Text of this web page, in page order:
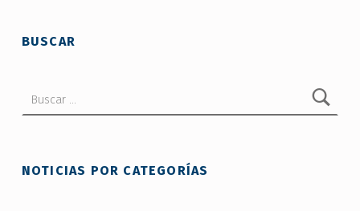
BUSCAR
NOTICIAS POR CATEGORÍAS